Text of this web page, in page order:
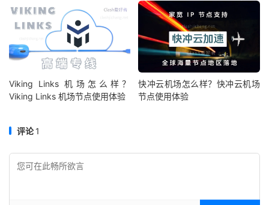
Viking Links 机场怎么样？
Viking Links 机场节点使用体验
快冲云机场怎么样？快冲云机场
节点使用体验
评论1